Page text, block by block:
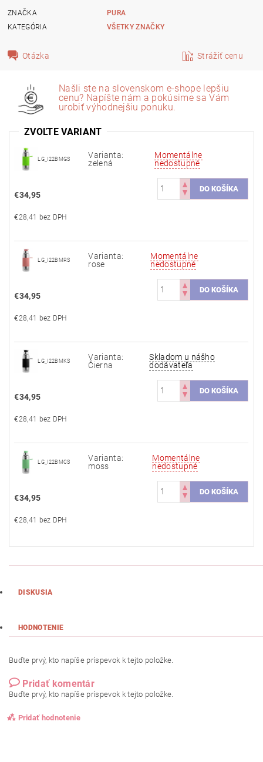
ZNAČKA
PURA
KATEGÓRIA
VŠETKY ZNAČKY
Otázka Strážiť cenu
Našli ste na slovenskom e-shope lepšiu
cenu? Napíšte nám a pokúsime sa Vám
urobiť výhodnejšiu ponuku.
ZVOĽTE VARIANT
LG_I22BMGS
Varianta:
zelená
Momentálne
nedostupné
€34,95
€28,41 bez DPH
LG_I22BMRS
Varianta:
rose
Momentálne
nedostupné
€34,95
€28,41 bez DPH
LG_I22BMKS
Varianta:
Čierna
Skladom u nášho
dodávateľa
€34,95
€28,41 bez DPH
LG_I22BMCS
Varianta:
moss
Momentálne
nedostupné
€34,95
€28,41 bez DPH
DISKUSIA
HODNOTENIE
Buďte prvý, kto napíše príspevok k tejto položke.
Pridať komentár
Buďte prvý, kto napíše príspevok k tejto položke.
Pridať hodnotenie